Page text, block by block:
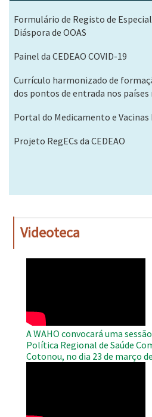
Formulário de Registo de
Diáspora de OOAS
Painel da CEDEAO COVID-19
Currículo harmonizado de
dos pontos de entrada nos países
Portal do Medicamento e Vacinas
Projeto RegECs da CEDEAO
Videoteca
A WAHO convocará uma
Política Regional de Saúde
Cotonou, no dia 23 de março